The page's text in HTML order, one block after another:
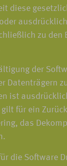
diese
zu den
der
Datenträgern
ist
gilt für ein
das
die Software